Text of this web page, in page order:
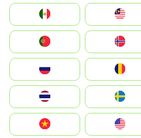
South Korea
Nederland
Portugal
România
Slovensko
United States
Vietnam